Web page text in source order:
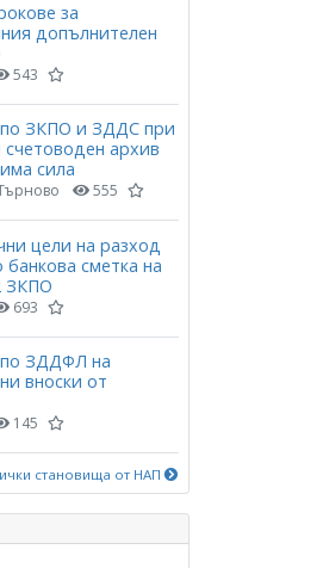
за
допълнителен
543
ЗКПО и ЗДДС при
архив
сила
555
цели на разход
сметка на
ЗКПО
693
ЗДДФЛ на
вноски от
145
становища от НАП